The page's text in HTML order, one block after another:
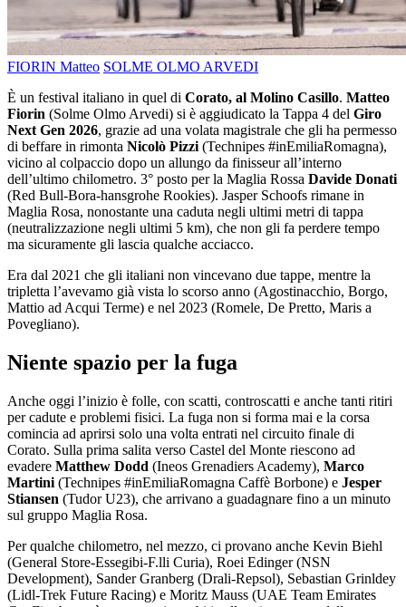
FIORIN Matteo SOLME OLMO ARVEDI
È un festival italiano in quel di Corato, al Molino Casillo. Matteo
Fiorin (Solme Olmo Arvedi) si è aggiudicato la Tappa 4 del Giro
Next Gen 2026, grazie ad una volata magistrale che gli ha permesso
di beffare in rimonta Nicolò Pizzi (Technipes #inEmiliaRomagna),
vicino al colpaccio dopo un allungo da finisseur all’interno
dell’ultimo chilometro. 3° posto per la Maglia Rossa Davide Donati
(Red Bull-Bora-hansgrohe Rookies). Jasper Schoofs rimane in
Maglia Rosa, nonostante una caduta negli ultimi metri di tappa
(neutralizzazione negli ultimi 5 km), che non gli fa perdere tempo
ma sicuramente gli lascia qualche acciacco.
Era dal 2021 che gli italiani non vincevano due tappe, mentre la
tripletta l’avevamo già vista lo scorso anno (Agostinacchio, Borgo,
Mattio ad Acqui Terme) e nel 2023 (Romele, De Pretto, Maris a
Povegliano).
Niente spazio per la fuga
Anche oggi l’inizio è folle, con scatti, controscatti e anche tanti ritiri
per cadute e problemi fisici. La fuga non si forma mai e la corsa
comincia ad aprirsi solo una volta entrati nel circuito finale di
Corato. Sulla prima salita verso Castel del Monte riescono ad
evadere Matthew Dodd (Ineos Grenadiers Academy), Marco
Martini (Technipes #inEmiliaRomagna Caffè Borbone) e Jesper
Stiansen (Tudor U23), che arrivano a guadagnare fino a un minuto
sul gruppo Maglia Rosa.
Per qualche chilometro, nel mezzo, ci provano anche Kevin Biehl
(General Store-Essegibi-F.lli Curia), Roei Edinger (NSN
Development), Sander Granberg (Drali-Repsol), Sebastian Grinldey
(Lidl-Trek Future Racing) e Moritz Mauss (UAE Team Emirates